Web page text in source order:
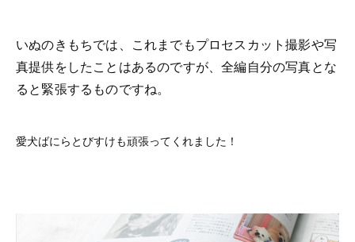
いぬのきもちでは、これまでもプロセスカット撮影や写
真提供をしたことはあるのですが、全編自分の写真とな
ると緊張するものですね。
愛犬ばにらとびすけも頑張ってくれました！